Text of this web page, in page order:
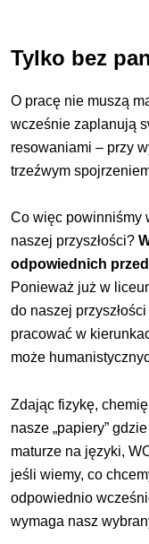
Tylko bez
O pracę nie muszą
wcześnie zaplanują
resowaniami – przy
trzeźwym
Co więc powinniśmy
naszej przyszłości?
odpowiednich
Ponieważ już w
do naszej
pracować w
może
Zdając fizykę,
nasze „papiery”
maturze na języki,
jeśli wiemy, co
odpowiednio
wymaga nasz